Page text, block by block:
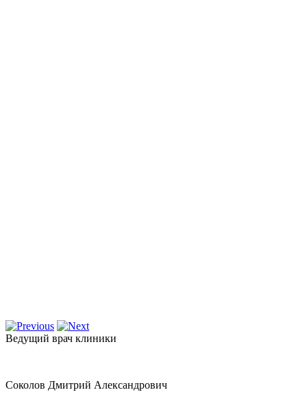
Ведущий врач клиники
Соколов Дмитрий Александрович